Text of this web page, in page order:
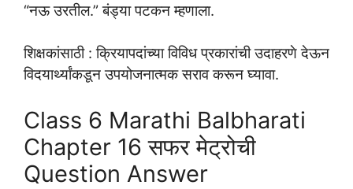
“नऊ उरतील.” बंड्या पटकन म्हणाला.
शिक्षकांसाठी : क्रियापदांच्या विविध प्रकारांची उदाहरणे देऊन
विदयार्थ्यांकडून उपयोजनात्मक सराव करून घ्यावा.
Class 6 Marathi Balbharati
Chapter 16 सफर मेट्रोची
Question Answer